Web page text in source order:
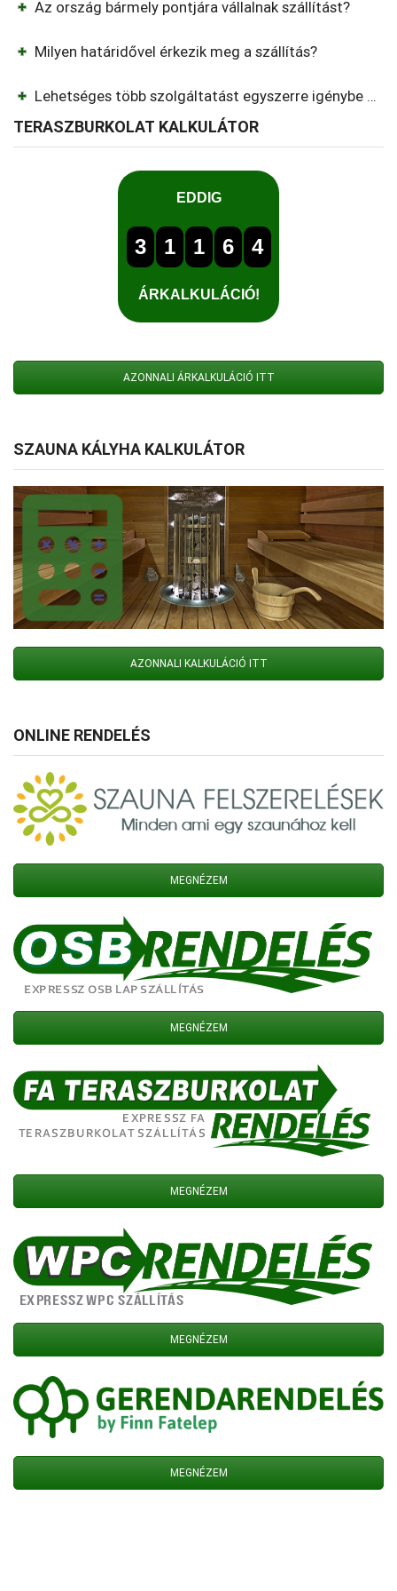
Az ország bármely pontjára vállalnak szállítást?
Milyen határidővel érkezik meg a szállítás?
Lehetséges több szolgáltatást egyszerre igénybe venni?
TERASZBURKOLAT KALKULÁTOR
AZONNALI ÁRKALKULÁCIÓ ITT
SZAUNA KÁLYHA KALKULÁTOR
AZONNALI KALKULÁCIÓ ITT
ONLINE RENDELÉS
MEGNÉZEM
MEGNÉZEM
MEGNÉZEM
MEGNÉZEM
MEGNÉZEM